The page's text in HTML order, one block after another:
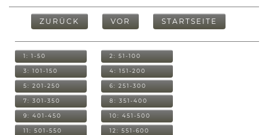
ZURÜCK VOR STARTSEITE
1: 1-50 2: 51-100
3: 101-150 4: 151-200
5: 201-250 6: 251-300
7: 301-350 8: 351-400
9: 401-450 10: 451-500
11: 501-550 12: 551-600